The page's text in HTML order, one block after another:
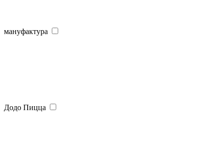
мануфактура
Додо Пицца